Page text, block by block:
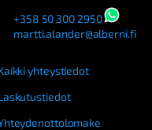
+358 50 300 2950
martti.alander@alberni.fi
yhteystiedot